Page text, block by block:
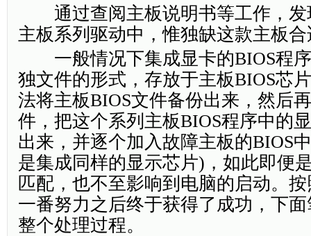
通过查阅主板说明书等工作，发
主板系列驱动中，惟独缺这款主板
一般情况下集成显卡的BIOS程序
独文件的形式，存放于主板BIOS芯
法将主板BIOS文件备份出来，然后
件，把这个系列主板BIOS程序中的
出来，并逐个加入故障主板的BIOS
是集成同样的显示芯片)，如此即便
匹配，也不至影响到电脑的启动。
一番努力之后终于获得了成功，下
整个处理过程。